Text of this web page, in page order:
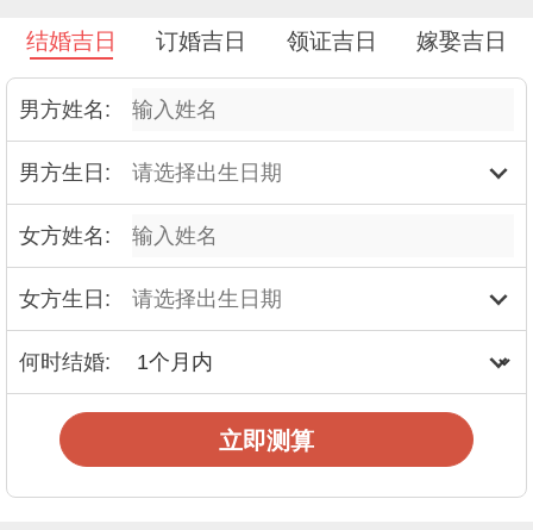
结婚吉日 订婚吉日 领证吉日 嫁娶吉日
男方姓名:
男方生日:
女方姓名:
女方生日:
何时结婚:
立即测算